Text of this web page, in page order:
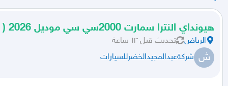
هيونداي النترا سمارت 2000سي سي موديل 2026 ( كاش و أقساط )
الرياض تحديث قبل ١٣ ساعة
ش شركةعبدالمجيدالخضرللسيارات